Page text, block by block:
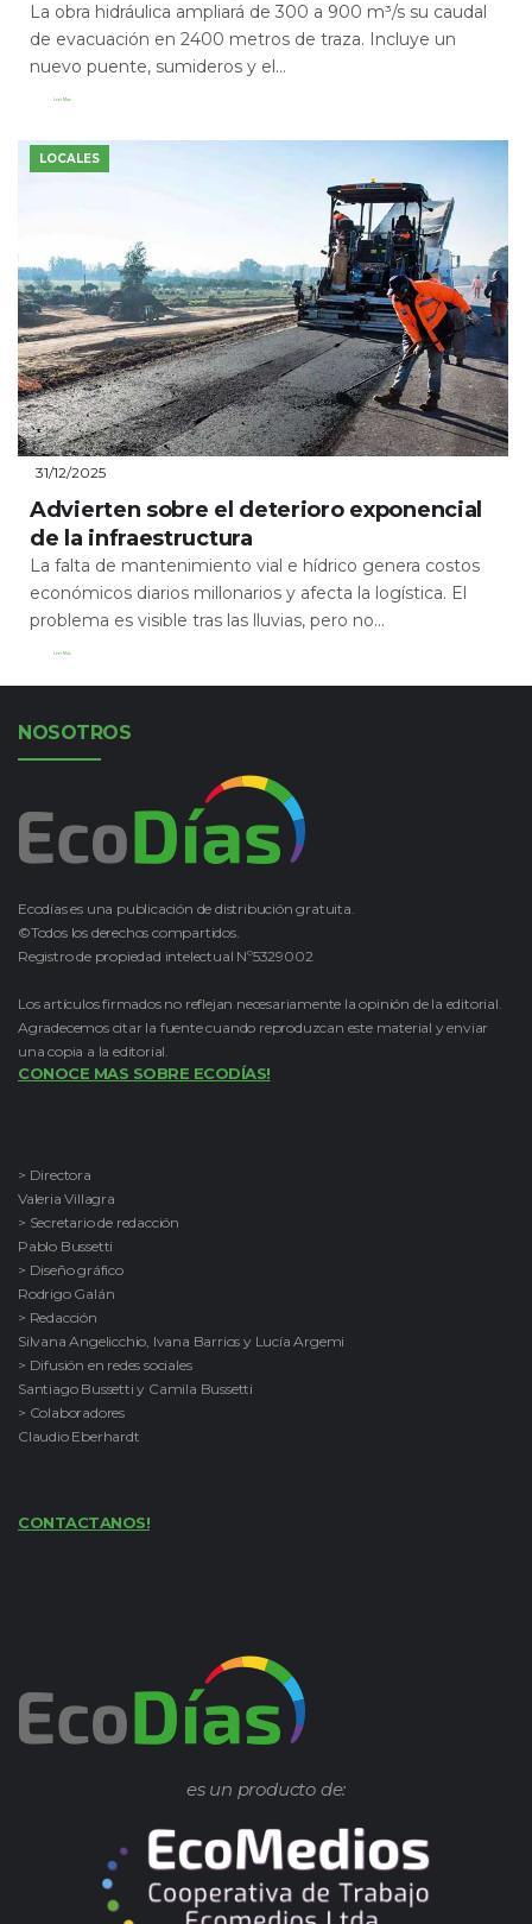
La obra hidráulica ampliará de 300 a 900 m³/s su caudal
de evacuación en 2400 metros de traza. Incluye un
nuevo puente, sumideros y el...
Leer Más
LOCALES
31/12/2025
Advierten sobre el deterioro exponencial
de la infraestructura
La falta de mantenimiento vial e hídrico genera costos
económicos diarios millonarios y afecta la logística. El
problema es visible tras las lluvias, pero no...
Leer Más
NOSOTROS
Ecodías es una publicación de distribución gratuita.
©Todos los derechos compartidos.
Registro de propiedad intelectual Nº5329002
Los artículos firmados no reflejan necesariamente la opinión de la editorial.
Agradecemos citar la fuente cuando reproduzcan este material y enviar
una copia a la editorial.
CONOCE MAS SOBRE ECODÍAS!
> Directora
Valeria Villagra
> Secretario de redacción
Pablo Bussetti
> Diseño gráfico
Rodrigo Galán
> Redacción
Silvana Angelicchio, Ivana Barrios y Lucía Argemi
> Difusión en redes sociales
Santiago Bussetti y Camila Bussetti
> Colaboradores
Claudio Eberhardt
CONTACTANOS!
es un producto de: